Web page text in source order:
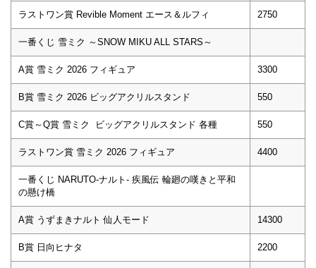
ラストワン賞 Revible Moment エース＆ルフィ 2750
一番くじ 雪ミク ～SNOW MIKU ALL STARS～
A賞 雪ミク 2026 フィギュア 3300
B賞 雪ミク 2026 ビッグアクリルスタンド 550
C賞～Q賞 雪ミク ビッグアクリルスタンド 各種 550
ラストワン賞 雪ミク 2026 フィギュア 4400
一番くじ NARUTO-ナルト- 疾風伝 輪廻の嘆きと平和
の懸け橋
A賞 うずまきナルト 仙人モード 14300
B賞 日向ヒナタ 2200